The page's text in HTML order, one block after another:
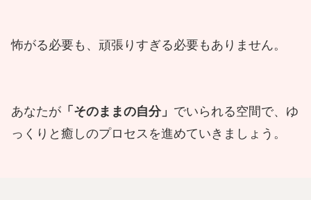
怖がる必要も、頑張りすぎる必要もありません。
あなたが 「そのままの自分」 でいられる空間で、ゆ
っくりと癒しのプロセスを進めていきましょう。